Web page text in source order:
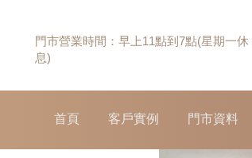
門市營業時間：早上11點到7點(星期一休
息)
首頁 客戶實例 門市資料